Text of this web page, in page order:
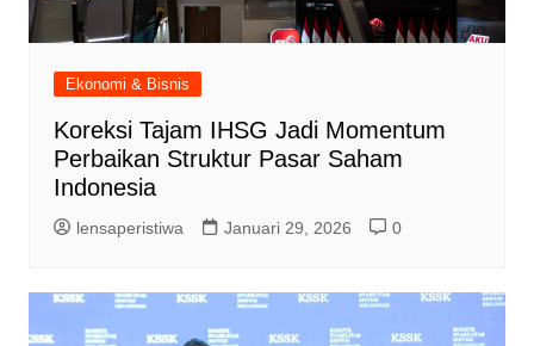
Ekonomi & Bisnis
Koreksi Tajam IHSG Jadi Momentum
Perbaikan Struktur Pasar Saham
Indonesia
lensaperistiwa Januari 29, 2026 0